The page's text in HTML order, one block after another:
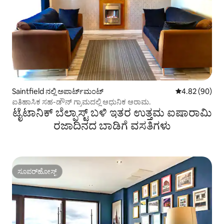
Saintfield ನಲ್ಲಿ ಅಪಾರ್ಟ್‌ಮಂಟ್ 5 ರಲ್ಲಿ 4.82
4.82 (90)
ಐತಿಹಾಸಿಕ ಸಹ-ಡೌನ್ ಗ್ರಾಮದಲ್ಲಿ ಆಧುನಿಕ ಆರಾಮ.
ಟೈಟಾನಿಕ್ ಬೆಲ್ಫಾಸ್ಟ್ ಬಳಿ ಇತರ ಉತ್ತಮ ಐಷಾರಾಮಿ
ರಜಾದಿನದ ಬಾಡಿಗೆ ವಸತಿಗಳು
ಸೂಪರ್‌ಹೋಸ್ಟ್
ಸೂಪರ್‌ಹೋಸ್ಟ್